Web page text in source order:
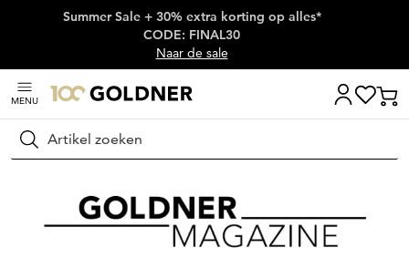
Skip naar hoofdinhoud
Summer Sale + 30% extra korting op alles*
CODE: FINAL30
Naar de sale
MENU
Zoeken